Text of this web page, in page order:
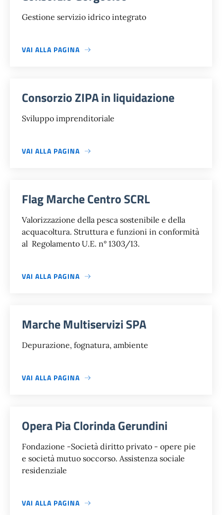
Gestione servizio idrico integrato
VAI ALLA PAGINA
Consorzio ZIPA in liquidazione
Sviluppo imprenditoriale
VAI ALLA PAGINA
Flag Marche Centro SCRL
Valorizzazione della pesca sostenibile e della
acquacoltura. Struttura e funzioni in conformità
al Regolamento U.E. n° 1303/13.
VAI ALLA PAGINA
Marche Multiservizi SPA
Depurazione, fognatura, ambiente
VAI ALLA PAGINA
Opera Pia Clorinda Gerundini
Fondazione -Società diritto privato - opere pie
e società mutuo soccorso. Assistenza sociale
residenziale
VAI ALLA PAGINA